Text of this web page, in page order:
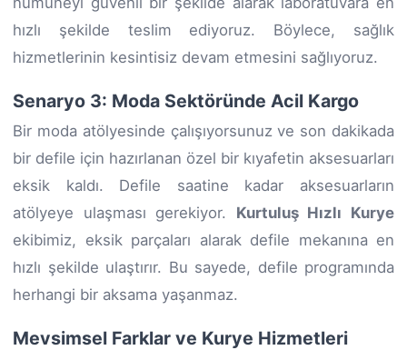
hızlı şekilde teslim ediyoruz. Böylece, sağlık
hizmetlerinin kesintisiz devam etmesini sağlıyoruz.
Senaryo 3: Moda Sektöründe Acil Kargo
Bir moda atölyesinde çalışıyorsunuz ve son dakikada
bir defile için hazırlanan özel bir kıyafetin aksesuarları
eksik kaldı. Defile saatine kadar aksesuarların
atölyeye ulaşması gerekiyor. Kurtuluş Hızlı Kurye
ekibimiz, eksik parçaları alarak defile mekanına en
hızlı şekilde ulaştırır. Bu sayede, defile programında
herhangi bir aksama yaşanmaz.
Mevsimsel Farklar ve Kurye Hizmetleri